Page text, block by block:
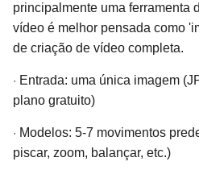
principalmente uma ferramenta
vídeo é melhor pensada como
de criação de vídeo completa.
· Entrada: uma única imagem
plano gratuito)
· Modelos: 5-7 movimentos
piscar, zoom, balançar, etc.)